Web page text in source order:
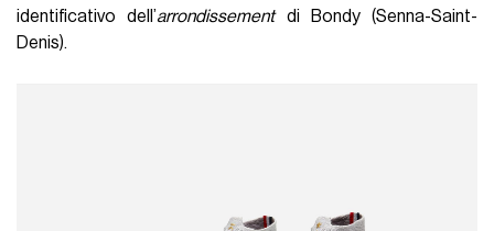
identificativo dell’arrondissementdi Bondy (Senna-Saint-
Denis).